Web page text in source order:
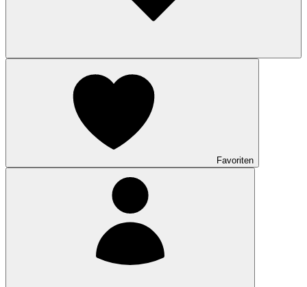
Favoriten